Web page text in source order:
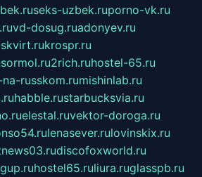
seks-uzbek.ruporno-vk.ru
vd-dosug.ruadonyev.ru
krospr.ru
sormol.ru2rich.ruhostel-65.ru
russkom.rumishinlab.ru
habble.rustarbucksvia.ru
elestal.ruvektor-doroga.ru
lenasever.rulovinskix.ru
discofoxworld.ru
hostel65.ruliura.ruglasspb.ru